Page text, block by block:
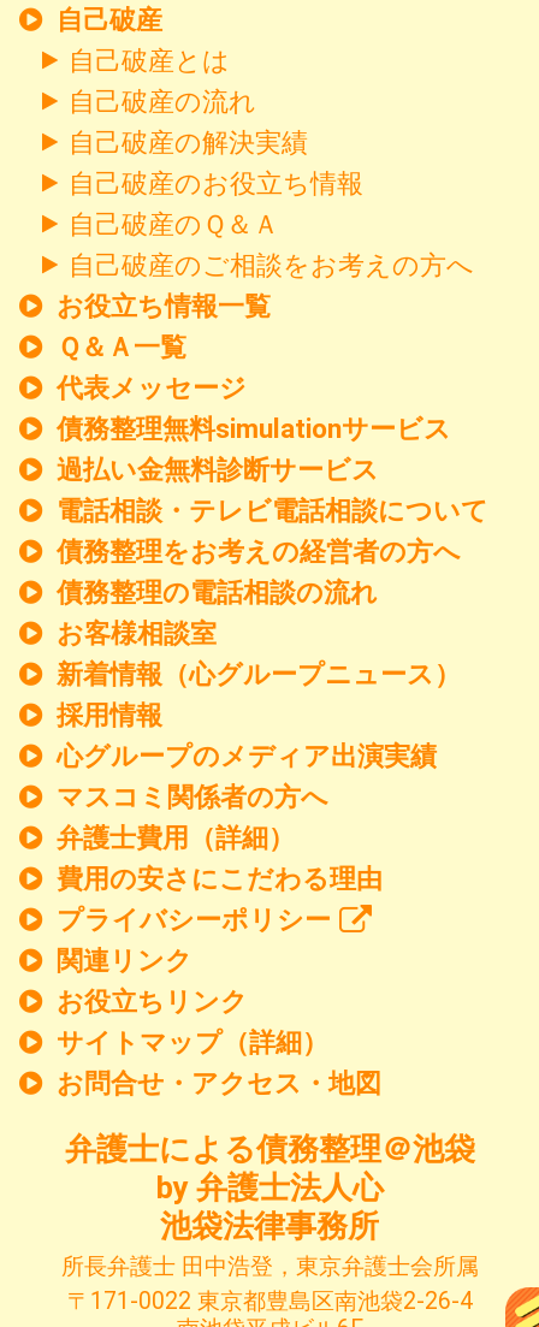
自己破産
自己破産とは
自己破産の流れ
自己破産の解決実績
自己破産のお役立ち情報
自己破産のＱ＆Ａ
自己破産のご相談をお考えの方へ
お役立ち情報一覧
Ｑ＆Ａ一覧
代表メッセージ
債務整理無料simulationサービス
過払い金無料診断サービス
電話相談・テレビ電話相談について
債務整理をお考えの経営者の方へ
債務整理の電話相談の流れ
お客様相談室
新着情報 （心グループニュース）
採用情報
心グループのメディア出演実績
マスコミ関係者の方へ
弁護士費用（詳細）
費用の安さにこだわる理由
プライバシーポリシー
関連リンク
お役立ちリンク
サイトマップ（詳細）
お問合せ・アクセス・地図
弁護士による債務整理＠池袋
by 弁護士法人心
池袋法律事務所
所長弁護士 田中浩登，東京弁護士会所属
〒171-0022 東京都豊島区南池袋2-26-4